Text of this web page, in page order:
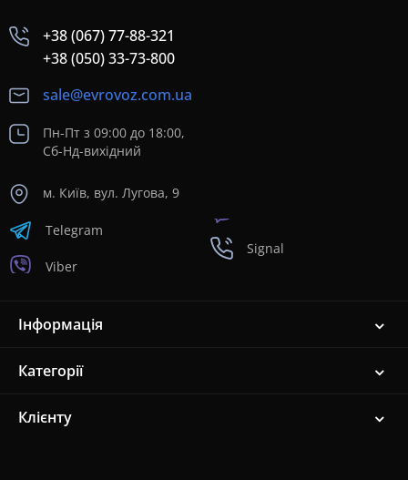
+38 (067) 77-88-321
+38 (050) 33-73-800
sale@evrovoz.com.ua
Пн-Пт з 09:00 до 18:00,
Сб-Нд-вихідний
м. Київ, вул. Лугова, 9
Telegram
Viber
Signal
Інформація
Категорії
Клієнту